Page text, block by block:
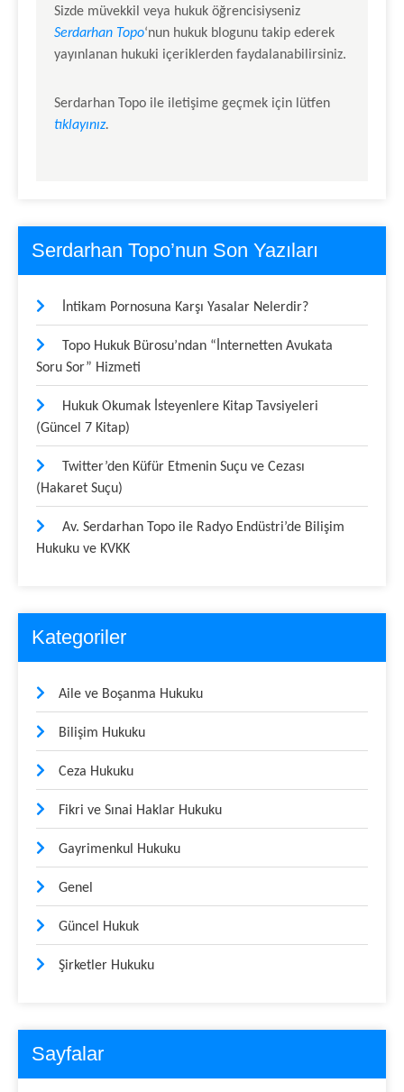
Sizde müvekkil veya hukuk öğrencisiyseniz
Serdarhan Topo‘nun hukuk blogunu takip ederek
yayınlanan hukuki içeriklerden faydalanabilirsiniz.
Serdarhan Topo ile iletişime geçmek için lütfen
tıklayınız.
Serdarhan Topo’nun Son Yazıları
İntikam Pornosuna Karşı Yasalar Nelerdir?
Topo Hukuk Bürosu’ndan “İnternetten Avukata
Soru Sor” Hizmeti
Hukuk Okumak İsteyenlere Kitap Tavsiyeleri
(Güncel 7 Kitap)
Twitter’den Küfür Etmenin Suçu ve Cezası
(Hakaret Suçu)
Av. Serdarhan Topo ile Radyo Endüstri’de Bilişim
Hukuku ve KVKK
Kategoriler
Aile ve Boşanma Hukuku
Bilişim Hukuku
Ceza Hukuku
Fikri ve Sınai Haklar Hukuku
Gayrimenkul Hukuku
Genel
Güncel Hukuk
Şirketler Hukuku
Sayfalar